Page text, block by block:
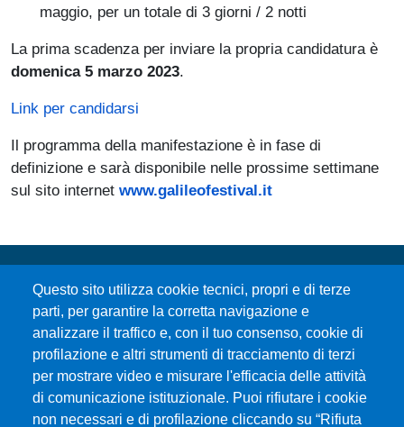
maggio, per un totale di 3 giorni / 2 notti
La prima scadenza per inviare la propria candidatura è
domenica 5 marzo 2023.
Link per candidarsi
Il programma della manifestazione è in fase di
definizione e sarà disponibile nelle prossime settimane
sul sito internet www.galileofestival.it
Questo sito utilizza cookie tecnici, propri e di terze
parti, per garantire la corretta navigazione e
analizzare il traffico e, con il tuo consenso, cookie di
profilazione e altri strumenti di tracciamento di terzi
per mostrare video e misurare l'efficacia delle attività
di comunicazione istituzionale. Puoi rifiutare i cookie
non necessari e di profilazione cliccando su “Rifiuta
Università degli Studi di Messina
Piazza Pugliatti, 1 - 98122 Messina